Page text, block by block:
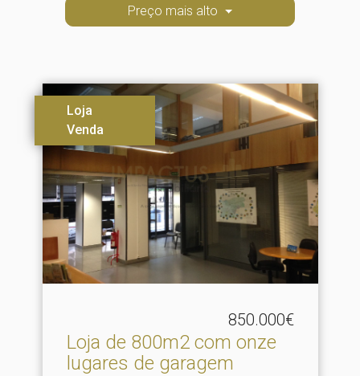
Preço mais alto
Loja
Venda
850.000€
Loja de 800m2 com onze
lugares de garagem